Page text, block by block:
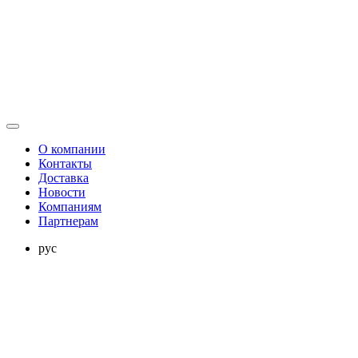
О компании
Контакты
Доставка
Новости
Компаниям
Партнерам
рус